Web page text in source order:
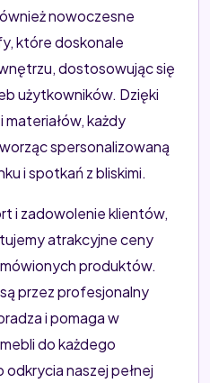
nowoczesne
które doskonale
dostosowując się
użytkowników. Dzięki
każdy
spersonalizowaną
i spotkań z bliskimi.
i zadowolenie klientów,
atrakcyjne ceny
produktów.
przez profesjonalny
i pomaga w
do każdego
naszej pełnej